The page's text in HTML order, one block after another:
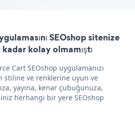
SEOshop sitenize
kolay olmamıştı
Cart SEOshop uygulamanızı
stiline ve renklerine uyun ve
yayına, kenar çubuğunuza,
herhangi bir yere SEOshop